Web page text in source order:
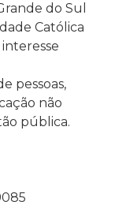
do Sul
Católica
interesse
pessoas,
não
pública.